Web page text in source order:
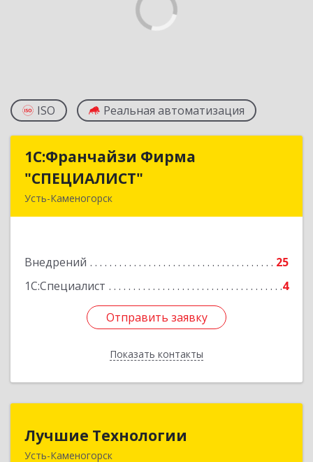
ISO Реальная автоматизация
1С:Франчайзи Фирма
"СПЕЦИАЛИСТ"
Усть-Каменогорск
Внедрений
25
1С:Специалист
4
Отправить заявку
Показать контакты
1С:Франчайзи Фирма
Подробнее
Отправить заявку
Назад
Лучшие Технологии
Усть-КаменогорскРеспублика Казахстан, ВКО, г. Усть-